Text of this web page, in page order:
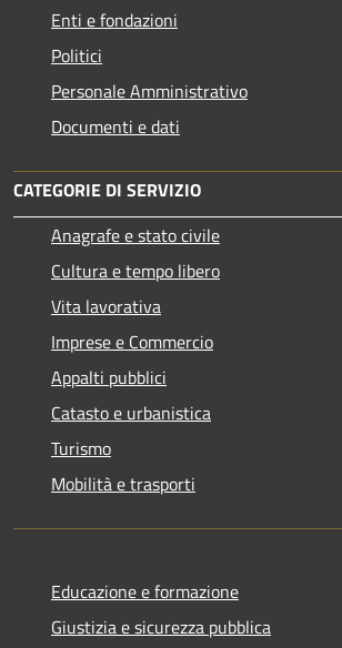
Enti e fondazioni
Politici
Personale Amministrativo
Documenti e dati
CATEGORIE DI SERVIZIO
Anagrafe e stato civile
Cultura e tempo libero
Vita lavorativa
Imprese e Commercio
Appalti pubblici
Catasto e urbanistica
Turismo
Mobilità e trasporti
Educazione e formazione
Giustizia e sicurezza pubblica